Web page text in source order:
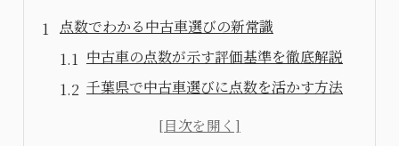
点数でわかる中古車選びの新常識
中古車の点数が示す評価基準を徹底解説
千葉県で中古車選びに点数を活かす方法
初心者が知っておきたい中古車点数の見方